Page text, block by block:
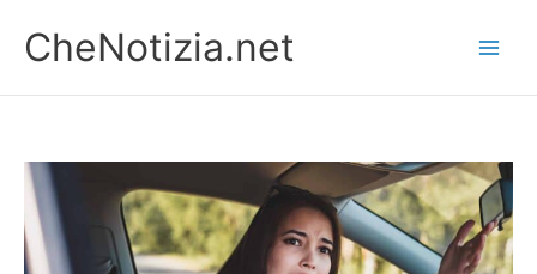
contenuto
CheNotizia.net